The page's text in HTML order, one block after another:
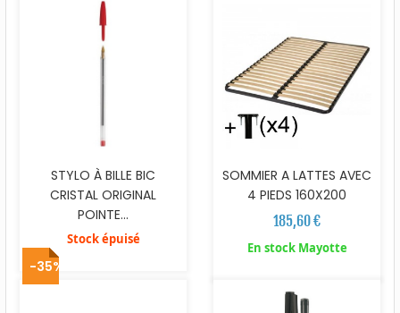
STYLO À BILLE BIC
CRISTAL ORIGINAL
POINTE...
Stock épuisé
SOMMIER A LATTES AVEC
4 PIEDS 160X200
185,60 €
En stock Mayotte
-35%